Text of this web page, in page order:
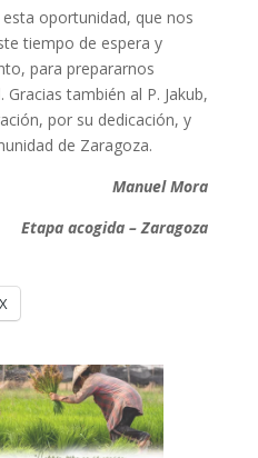
oportunidad, que nos
tiempo de espera y
para prepararnos
también al P. Jakub,
por su dedicación, y
de Zaragoza.
Manuel Mora
Etapa acogida – Zaragoza
X